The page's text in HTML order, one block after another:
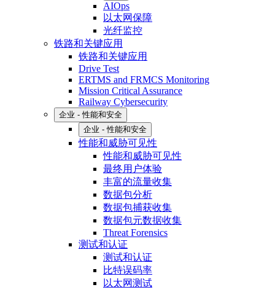
AIOps
以太网保障
光纤监控
铁路和关键应用
铁路和关键应用
Drive Test
ERTMS and FRMCS Monitoring
Mission Critical Assurance
Railway Cybersecurity
企业 - 性能和安全
企业 - 性能和安全
性能和威胁可见性
性能和威胁可见性
最终用户体验
丰富的流量收集
数据包分析
数据包捕获收集
数据包元数据收集
Threat Forensics
测试和认证
测试和认证
比特误码率
以太网测试